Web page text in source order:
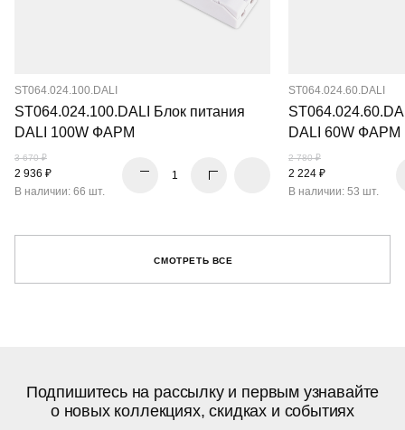
ST064.024.100.DALI
ST064.024.100.DALI Блок питания
DALI 100W ФАРМ
3 670 ₽
2 936 ₽
В наличии: 66 шт.
ST064.024.60.DALI
DALI 60W ФАРМ
2 780 ₽
2 224 ₽
В наличии: 53 шт.
СМОТРЕТЬ ВСЕ
Подпишитесь на рассылку и первым узнавайте
о новых коллекциях, скидках и событиях